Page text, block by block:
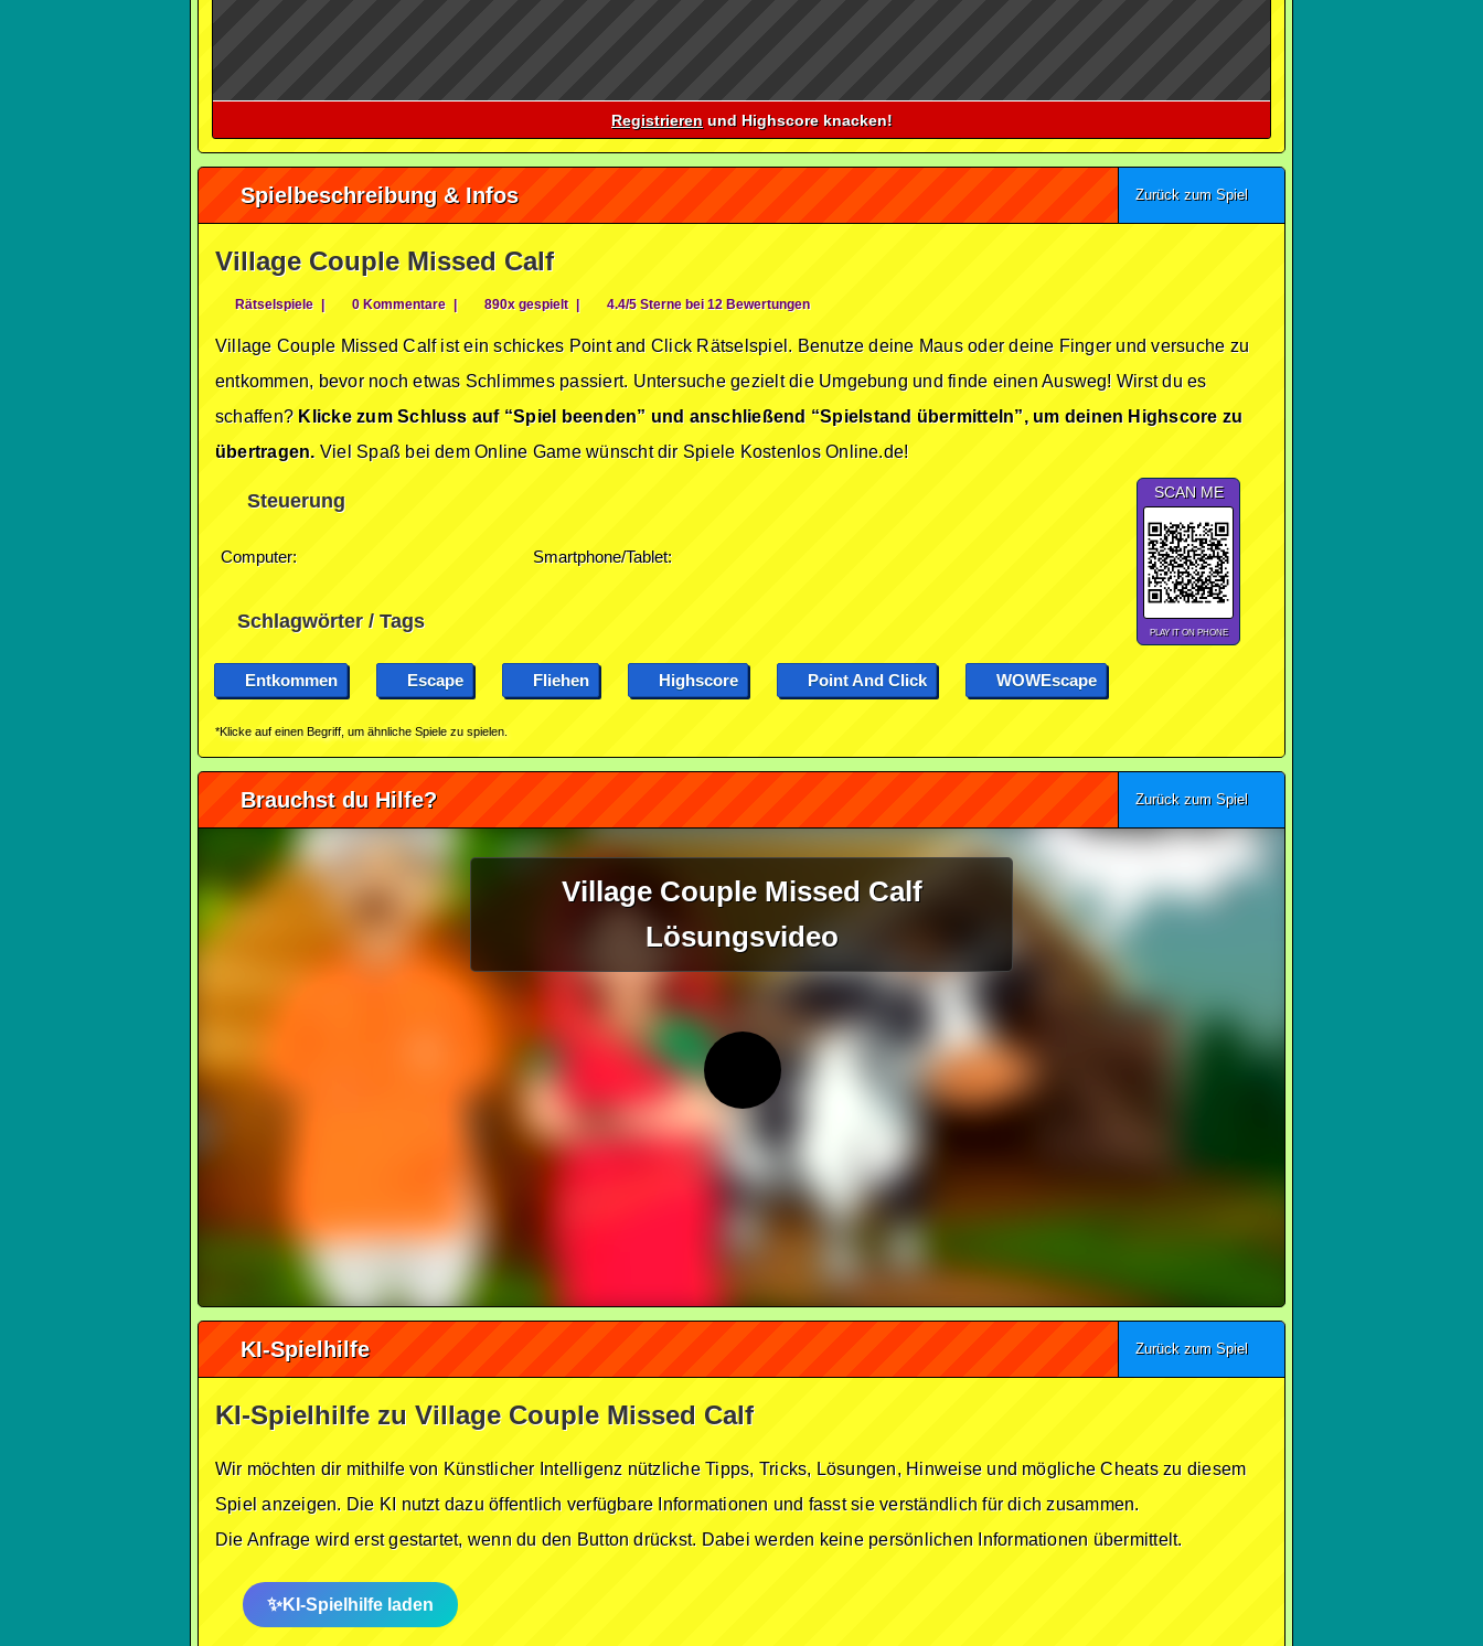
Registrieren und Highscore knacken!
Spielbeschreibung & Infos Zurück zum Spiel
Village Couple Missed Calf
Rätselspiele | 0 Kommentare | 890x gespielt | 4.4/5 Sterne bei 12 Bewertungen
Village Couple Missed Calf ist ein schickes Point and Click Rätselspiel. Benutze deine Maus oder deine Finger und versuche zu
entkommen, bevor noch etwas Schlimmes passiert. Untersuche gezielt die Umgebung und finde einen Ausweg! Wirst du es
schaffen? Klicke zum Schluss auf “Spiel beenden” und anschließend “Spielstand übermitteln”, um deinen Highscore zu
übertragen. Viel Spaß bei dem Online Game wünscht dir Spiele Kostenlos Online.de!
Steuerung
Computer: Smartphone/Tablet:
SCAN ME
PLAY IT ON PHONE
Schlagwörter / Tags
Entkommen Escape Fliehen Highscore Point And Click WOWEscape
*Klicke auf einen Begriff, um ähnliche Spiele zu spielen.
Brauchst du Hilfe? Zurück zum Spiel
Village Couple Missed Calf
Lösungsvideo
KI-Spielhilfe Zurück zum Spiel
KI-Spielhilfe zu Village Couple Missed Calf
Wir möchten dir mithilfe von Künstlicher Intelligenz nützliche Tipps, Tricks, Lösungen, Hinweise und mögliche Cheats zu diesem
Spiel anzeigen. Die KI nutzt dazu öffentlich verfügbare Informationen und fasst sie verständlich für dich zusammen.
Die Anfrage wird erst gestartet, wenn du den Button drückst. Dabei werden keine persönlichen Informationen übermittelt.
KI-Spielhilfe laden